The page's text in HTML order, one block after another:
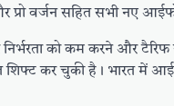
प्रो वर्जन सहित सभी नए
को कम करने और
शिफ्ट कर चुकी है। भारत में